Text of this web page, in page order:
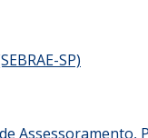
SP)